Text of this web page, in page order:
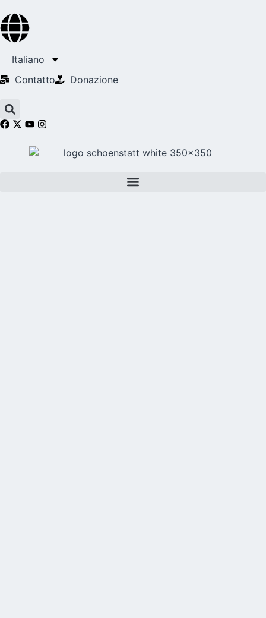
Italiano
Contatto
Donazione